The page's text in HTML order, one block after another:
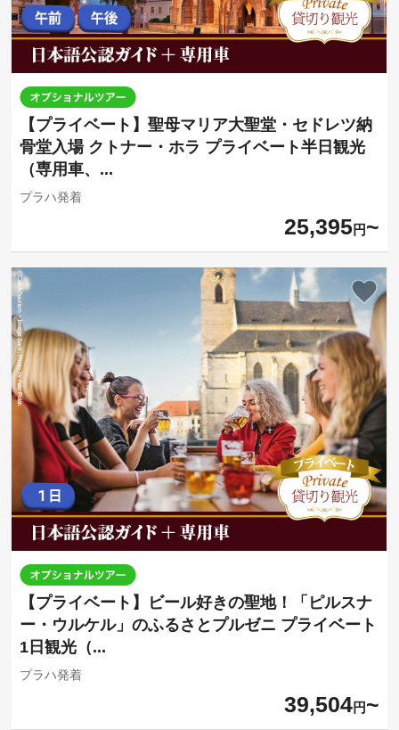
【プライベート】聖母マリア大聖堂・セドレツ納
骨堂入場 クトナー・ホラ プライベート半日観光
（専用車、...
プラハ発着
25,395円
【プライベート】ビール好きの聖地！「ピルスナ
ー・ウルケル」のふるさとプルゼニ プライベート
1日観光（...
プラハ発着
39,504円